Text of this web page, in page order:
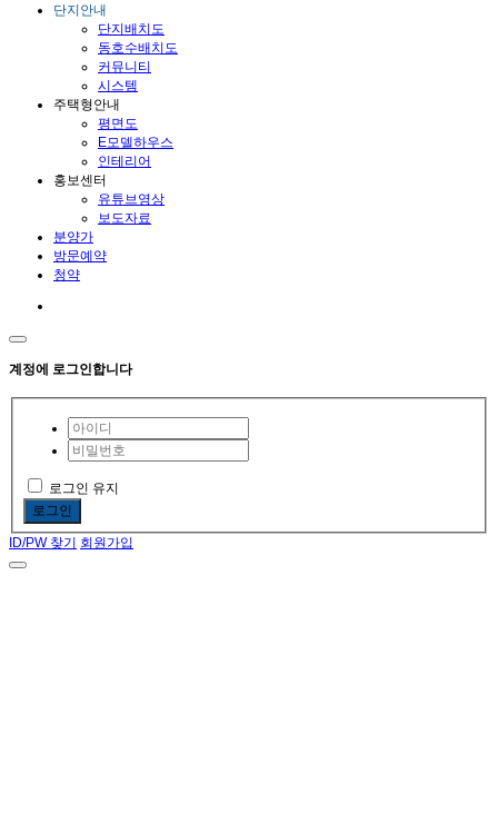
단지안내
단지배치도
동호수배치도
커뮤니티
시스템
주택형안내
평면도
E모델하우스
인테리어
홍보센터
유튜브영상
보도자료
분양가
방문예약
청약
계정에 로그인합니다
로그인 유지
로그인
ID/PW 찾기 회원가입